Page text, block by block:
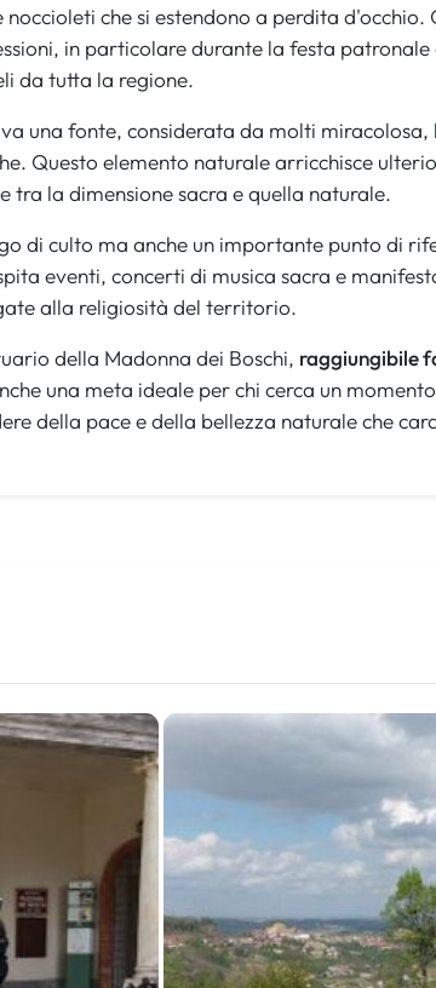
noccioleti che si estendono a perdita
in particolare durante la festa
da tutta la regione.
una fonte, considerata da molti
Questo elemento naturale arricchisce
tra la dimensione sacra e quella naturale.
di culto ma anche un importante punto di
eventi, concerti di musica sacra e
alla religiosità del territorio.
della Madonna dei Boschi, raggiungibile
una meta ideale per chi cerca un
della pace e della bellezza naturale che